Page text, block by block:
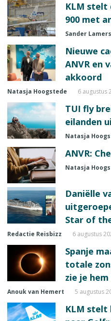
KLM stelt
900 met
Sander Lamers
Nieuwe
ANVR en
akkoord
Natasja Hoogstede 6 augustus
TUI fly
eilanden
Natasja
ANVR:
Natasja
Daniëlle
Star of
Redactie Reisbizz 6 augustus
Spanje
totale
zie je
Anouk van Hemert 5 augustus
KLM